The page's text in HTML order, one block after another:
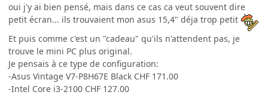
oui j'y ai bien pensé, mais dans ce cas ca veut souvent dire
petit écran... ils trouvaient mon asus 15,4" déja trop petit
Et puis comme c'est un "cadeau" qu'ils n'attendent pas, je
trouve le mini PC plus original.
Je pensais à ce type de configuration:
-Asus Vintage V7-P8H67E Black CHF 171.00
-Intel Core i3-2100 CHF 127.00